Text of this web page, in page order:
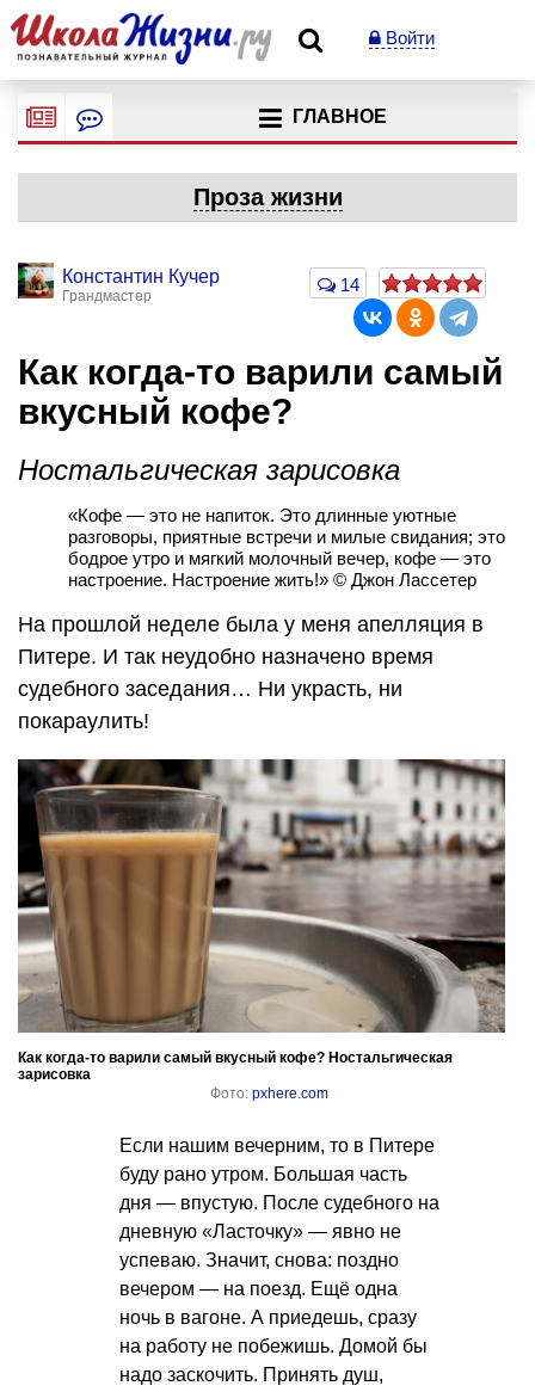
Войти
ГЛАВНОЕ
Проза жизни
Константин Кучер
Грандмастер
14
Как когда-то варили самый
вкусный кофе?
Ностальгическая зарисовка
«Кофе — это не напиток. Это длинные уютные
разговоры, приятные встречи и милые свидания; это
бодрое утро и мягкий молочный вечер, кофе — это
настроение. Настроение жить!» © Джон Лассетер
На прошлой неделе была у меня апелляция в
Питере. И так неудобно назначено время
судебного заседания… Ни украсть, ни
покараулить!
Как когда-то варили самый вкусный кофе? Ностальгическая
зарисовка
Фото: pxhere.com
Если нашим вечерним, то в Питере
буду рано утром. Большая часть
дня — впустую. После судебного на
дневную «Ласточку» — явно не
успеваю. Значит, снова: поздно
вечером — на поезд. Ещё одна
ночь в вагоне. А приедешь, сразу
на работу не побежишь. Домой бы
надо заскочить. Принять душ,